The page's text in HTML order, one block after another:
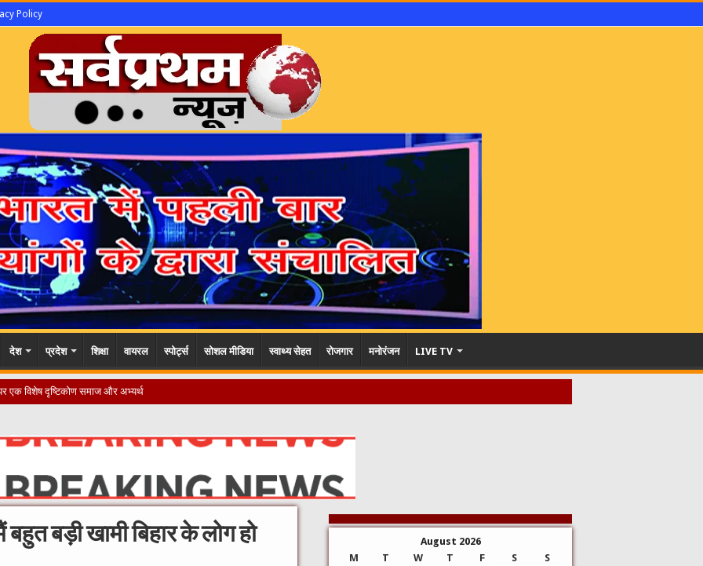
Policy
देश प्रदेश शिक्षा वायरल स्पोर्ट्स सोशल मीडिया स्वाथ्य सेहत रोजगार मनोरंजन LIVE TV
बड़ी खामी बिहार के लोग हो
August 2026
M
T W T F S
S